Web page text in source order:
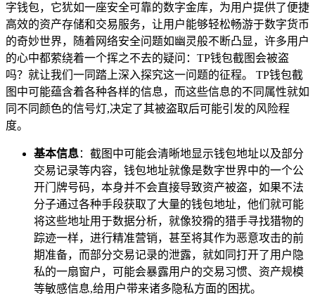
字钱包，它犹如一座安全可靠的数字金库，为用户提供了便捷
高效的资产存储和交易服务，让用户能够轻松畅游于数字货币
的奇妙世界，随着网络安全问题如幽灵般不断凸显，许多用户
的心中都萦绕着一个挥之不去的疑问：TP钱包截图会被盗
吗？就让我们一同踏上深入探究这一问题的征程。 TP钱包截
图中可能蕴含着各种各样的信息，而这些信息的不同属性就如
同不同颜色的信号灯,决定了其被盗取后可能引发的风险程
度。
基本信息：截图中可能会清晰地显示钱包地址以及部分
交易记录等内容，钱包地址就像是数字世界中的一个公
开门牌号码，本身并不会直接导致资产被盗，如果不法
分子通过各种手段获取了大量的钱包地址，他们就可能
将这些地址用于数据分析，就像狡猾的猎手寻找猎物的
踪迹一样，进行精准营销，甚至将其作为恶意攻击的前
期准备，而部分交易记录的泄露，就如同打开了用户隐
私的一扇窗户，可能会暴露用户的交易习惯、资产规模
等敏感信息,给用户带来诸多隐私方面的困扰。